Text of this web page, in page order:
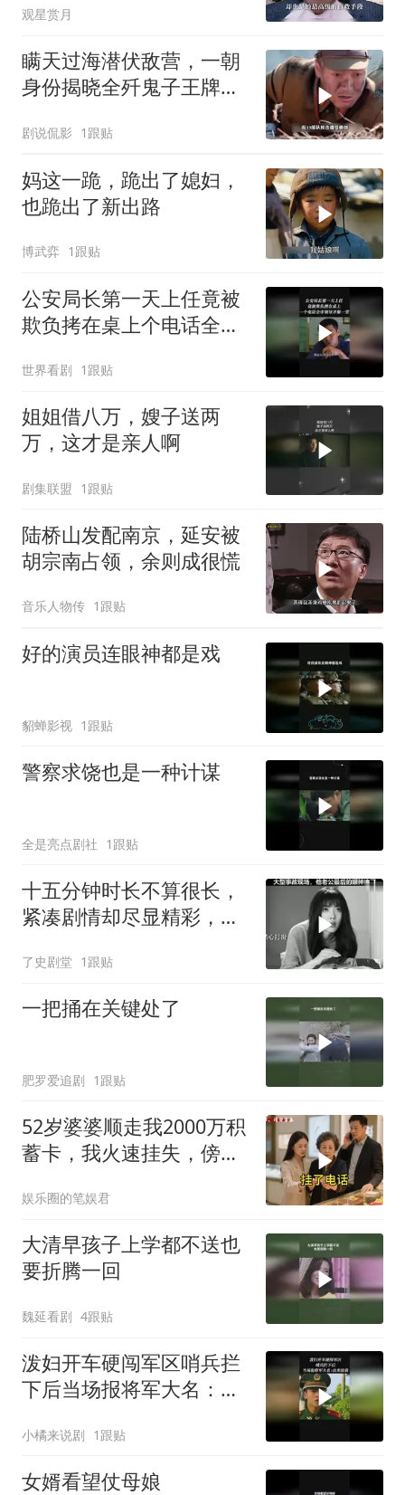
观星赏月
瞒天过海潜伏敌营，一朝
身份揭晓全歼鬼子王牌部
剧说侃影 1跟贴
妈这一跪，跪出了媳妇，
也跪出了新出路
博武弈 1跟贴
公安局长第一天上任竟被
欺负拷在桌上个电话全市
世界看剧 1跟贴
姐姐借八万，嫂子送两
万，这才是亲人啊
剧集联盟 1跟贴
陆桥山发配南京，延安被
胡宗南占领，余则成很慌
音乐人物传 1跟贴
好的演员连眼神都是戏
貂蝉影视 1跟贴
警察求饶也是一种计谋
全是亮点剧社 1跟贴
十五分钟时长不算很长，
紧凑剧情却尽显精彩，深
了史剧堂 1跟贴
一把捅在关键处了
肥罗爱追剧 1跟贴
52岁婆婆顺走我2000万积
蓄卡，我火速挂失，傍晚
接完电话脸色惨白
娱乐圈的笔娱君
大清早孩子上学都不送也
要折腾一回
魏延看剧 4跟贴
泼妇开车硬闯军区哨兵拦
下后当场报将军大名：出
小橘来说剧 1跟贴
女婿看望仗母娘